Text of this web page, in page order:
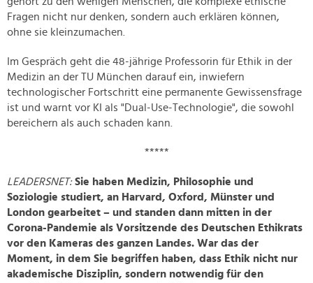
Fragen nicht nur denken, sondern auch erklären können,
ohne sie kleinzumachen.
Im Gespräch geht die 48-jährige Professorin für Ethik in der
Medizin an der TU München darauf ein, inwiefern
technologischer Fortschritt eine permanente Gewissensfrage
ist und warnt vor KI als "Dual-Use-Technologie", die sowohl
bereichern als auch schaden kann.
*****
LEADERSNET: Sie haben Medizin, Philosophie und
Soziologie studiert, an Harvard, Oxford, Münster und
London gearbeitet – und standen dann mitten in der
Corona-Pandemie als Vorsitzende des Deutschen Ethikrats
vor den Kameras des ganzen Landes. War das der
Moment, in dem Sie begriffen haben, dass Ethik nicht nur
akademische Disziplin, sondern notwendig für den